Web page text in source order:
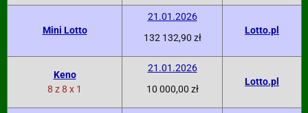
Mini Lotto
21.01.2026
132 132,90 zł
Lotto.pl
Keno
8 z 8 x 1
21.01.2026
10 000,00 zł
Lotto.pl